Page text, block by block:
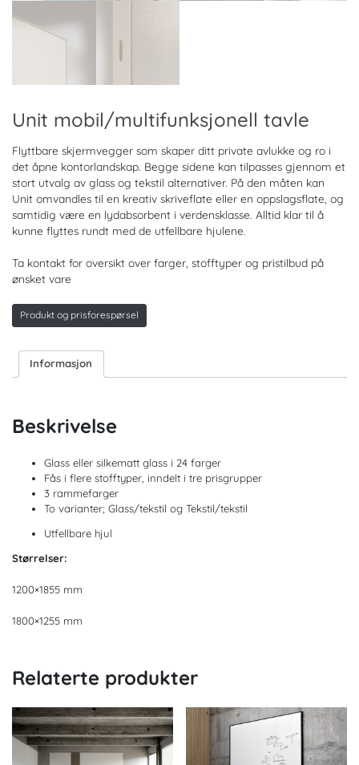
Unit mobil/multifunksjonell tavle
Flyttbare skjermvegger som skaper ditt private avlukke og ro i
det åpne kontorlandskap. Begge sidene kan tilpasses gjennom et
stort utvalg av glass og tekstil alternativer. På den måten kan
Unit omvandles til en kreativ skriveflate eller en oppslagsflate, og
samtidig være en lydabsorbent i verdensklasse. Alltid klar til å
kunne flyttes rundt med de utfellbare hjulene.
Ta kontakt for oversikt over farger, stofftyper og pristilbud på
ønsket vare
Produkt og prisforespørsel
Informasjon
Beskrivelse
Glass eller silkematt glass i 24 farger
Fås i flere stofftyper, inndelt i tre prisgrupper
3 rammefarger
To varianter; Glass/tekstil og Tekstil/tekstil
Utfellbare hjul
Størrelser:
1200×1855 mm
1800×1255 mm
Relaterte produkter